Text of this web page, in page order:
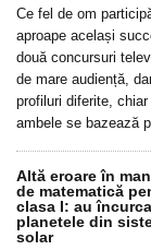
Ce fel de om
aproape același
două concursuri
de mare audiență,
profiluri diferite, chiar
ambele se bazează
Altă eroare în
de matematică
clasa I: au
planetele din
solar